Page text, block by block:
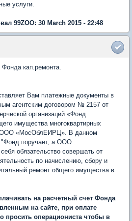
услуги.
99ZOO: 30 March 2015 - 22:48
кап.ремонта.
Вам платежные документы в
агентским договором № 2157 от
организаций «Фонд
имущества многоквартирных
ООО «МосОблЕИРЦ». В данном
"Фонд поручает, а ООО
обязательство совершать от
по начислению, сбору и
ремонт общего имущества в
на расчетный счет Фонда
на сайте, при оплате
просить операциониста чтобы в